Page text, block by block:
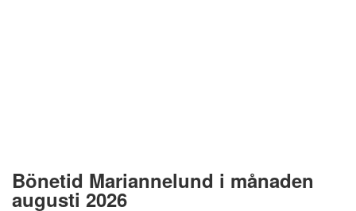
Bönetid Mariannelund i månaden
augusti 2026